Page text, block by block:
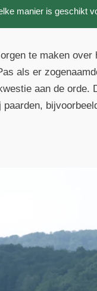
manier is geschikt
te maken
als er
aan de orde.